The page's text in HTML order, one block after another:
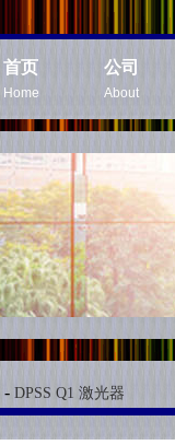
首页
Home
公司
About
- DPSS Q1 激光器